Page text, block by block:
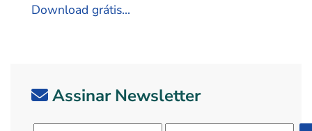
Download grátis...
Assinar Newsletter